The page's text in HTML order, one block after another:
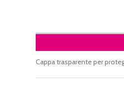
Cappa trasparente per